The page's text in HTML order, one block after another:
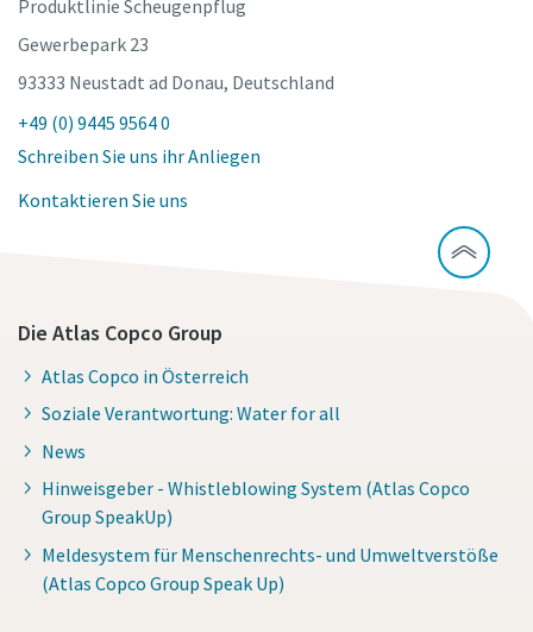
Produktlinie Scheugenpflug
Gewerbepark 23
93333 Neustadt ad Donau, Deutschland
+49 (0) 9445 9564 0
Schreiben Sie uns ihr Anliegen
Kontaktieren Sie uns
Die Atlas Copco Group
Atlas Copco in Österreich
Soziale Verantwortung: Water for all
News
Hinweisgeber - Whistleblowing System (Atlas Copco
Group SpeakUp)
Meldesystem für Menschenrechts- und Umweltverstöße
(Atlas Copco Group Speak Up)